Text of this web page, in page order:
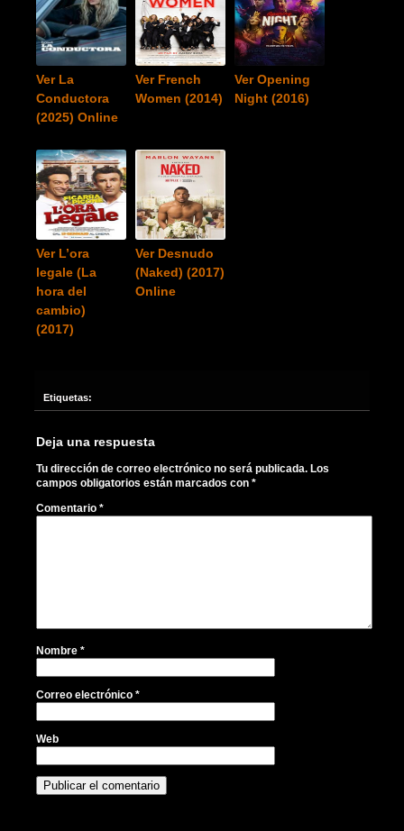
Ver La
Conductora
(2025) Online
Ver French
Women (2014)
Ver Opening
Night (2016)
Ver L’ora
legale (La
hora del
cambio)
(2017)
Ver Desnudo
(Naked) (2017)
Online
Etiquetas:
Deja una respuesta
Tu dirección de correo electrónico no será publicada. Los
campos obligatorios están marcados con *
Comentario *
Nombre *
Correo electrónico *
Web